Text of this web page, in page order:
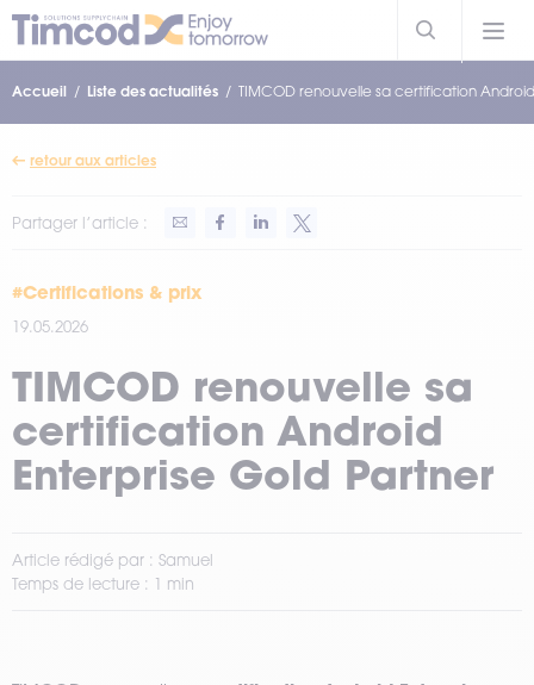
Accueil Liste des actualités TIMCOD renouvelle sa certification
retour aux articles
Partager l’article :
#Certifications & prix
19.05.2026
TIMCOD renouvelle sa
certification Android
Enterprise Gold Partner
Article rédigé par : Samuel
Temps de lecture : 1 min